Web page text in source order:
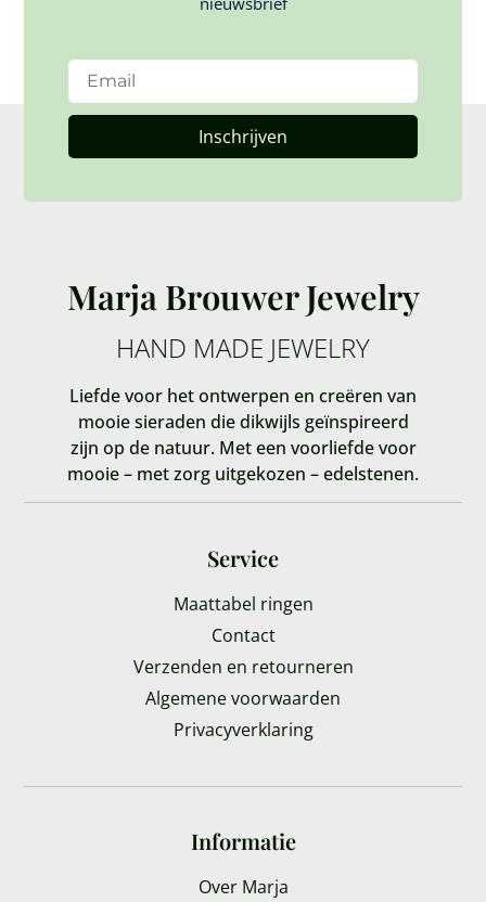
Inschrijven
Marja Brouwer Jewelry
HAND MADE JEWELRY
Liefde voor het ontwerpen en creëren van
mooie sieraden die dikwijls geïnspireerd
zijn op de natuur. Met een voorliefde voor
mooie – met zorg uitgekozen – edelstenen.
Service
Maattabel ringen
Contact
Verzenden en retourneren
Algemene voorwaarden
Privacyverklaring
Informatie
Over Marja